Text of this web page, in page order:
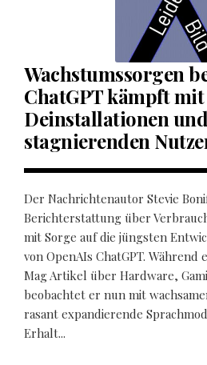
Wachstumssorgen
ChatGPT kämpft mit
Deinstallationen und
stagnierenden
Der Nachrichtenautor Stevie
Berichterstattung über
mit Sorge auf die jüngsten
von OpenAIs ChatGPT. Während
Mag Artikel über Hardware,
beobachtet er nun mit
rasant expandierende
Erhalt...